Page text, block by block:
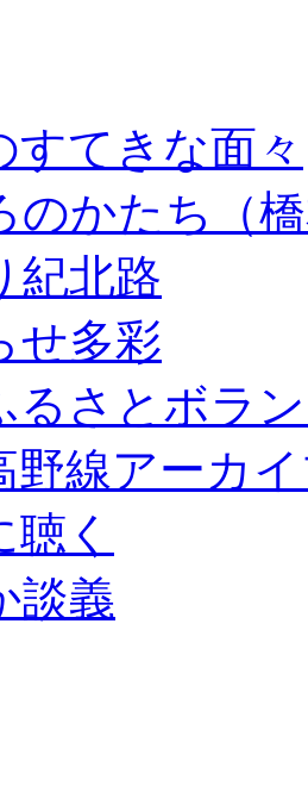
すてきな面々
のかたち（
紀北路
せ多彩
るさとボラ
野線アーカ
く
談義